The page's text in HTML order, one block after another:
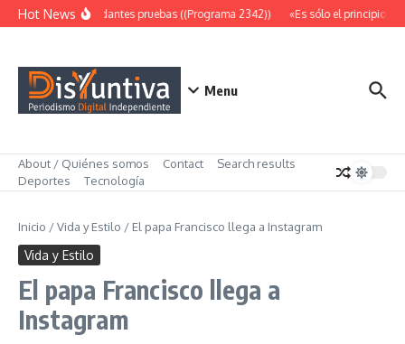
Saltar al contenido
Hot NewsAbundantes pruebas ((Programa 2342)) «Es sólo el principio»
Menu
About / Quiénes somos Contact
Search results
Deportes
Tecnología
Inicio /Vida y Estilo / El papa Francisco llega a Instagram
Vida y Estilo
El papa Francisco llega a
Instagram